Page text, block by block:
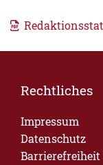
Rechtliches
Impressum
Datenschutz
Barrierefreiheit